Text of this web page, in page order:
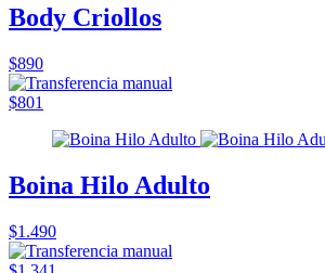
Body Criollos
$890
$801
Boina Hilo Adulto
$1.490